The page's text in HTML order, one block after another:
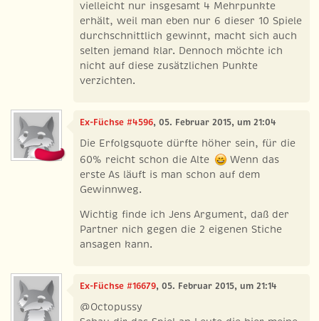
vielleicht nur insgesamt 4 Mehrpunkte
erhält, weil man eben nur 6 dieser 10 Spiele
durchschnittlich gewinnt, macht sich auch
selten jemand klar. Dennoch möchte ich
nicht auf diese zusätzlichen Punkte
verzichten.
Ex-Füchse #4596, 05. Februar 2015, um 21:04
Die Erfolgsquote dürfte höher sein, für die
60% reicht schon die Alte
Wenn das
erste As läuft is man schon auf dem
Gewinnweg.
Wichtig finde ich Jens Argument, daß der
Partner nich gegen die 2 eigenen Stiche
ansagen kann.
Ex-Füchse #16679, 05. Februar 2015, um 21:14
@Octopussy